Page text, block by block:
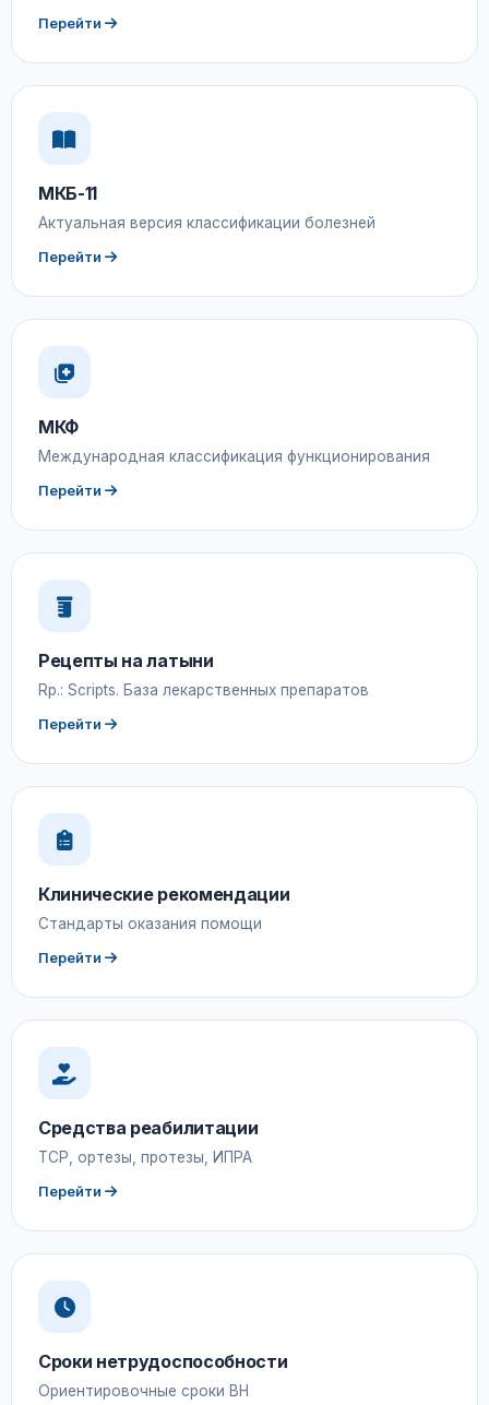
Перейти
МКБ-11
Актуальная версия классификации болезней
Перейти
МКФ
Международная классификация функционирования
Перейти
Рецепты на латыни
Rp.: Scripts. База лекарственных препаратов
Перейти
Клинические рекомендации
Стандарты оказания помощи
Перейти
Средства реабилитации
ТСР, ортезы, протезы, ИПРА
Перейти
Сроки нетрудоспособности
Ориентировочные сроки ВН